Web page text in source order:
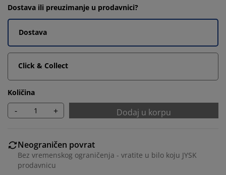
Dostava ili preuzimanje u prodavnici?
Dostava
Click & Collect
Količina
- + Dodaj u korpu
Neograničen povrat
Bez vremenskog ograničenja - vratite u bilo koju JYSK
prodavnicu